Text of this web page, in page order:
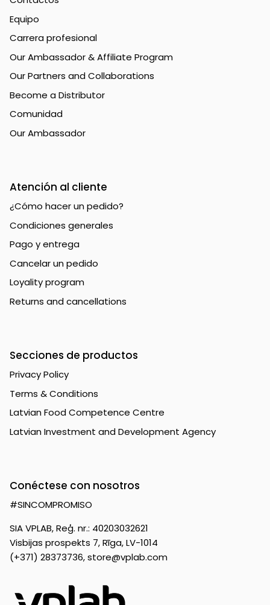
Equipo
Carrera profesional
Our Ambassador & Affiliate Program
Our Partners and Collaborations
Become a Distributor
Comunidad
Our Ambassador
Atención al cliente
¿Cómo hacer un pedido?
Condiciones generales
Pago y entrega
Cancelar un pedido
Loyality program
Returns and cancellations
Secciones de productos
Privacy Policy
Terms & Conditions
Latvian Food Competence Centre
Latvian Investment and Development Agency
Conéctese con nosotros
#SINCOMPROMISO
SIA VPLAB, Reģ. nr.: 40203032621
Visbijas prospekts 7, Rīga, LV-1014
(+371) 28373736,store@vplab.com